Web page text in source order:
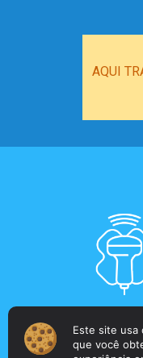
Este site usa
que você
AQUI